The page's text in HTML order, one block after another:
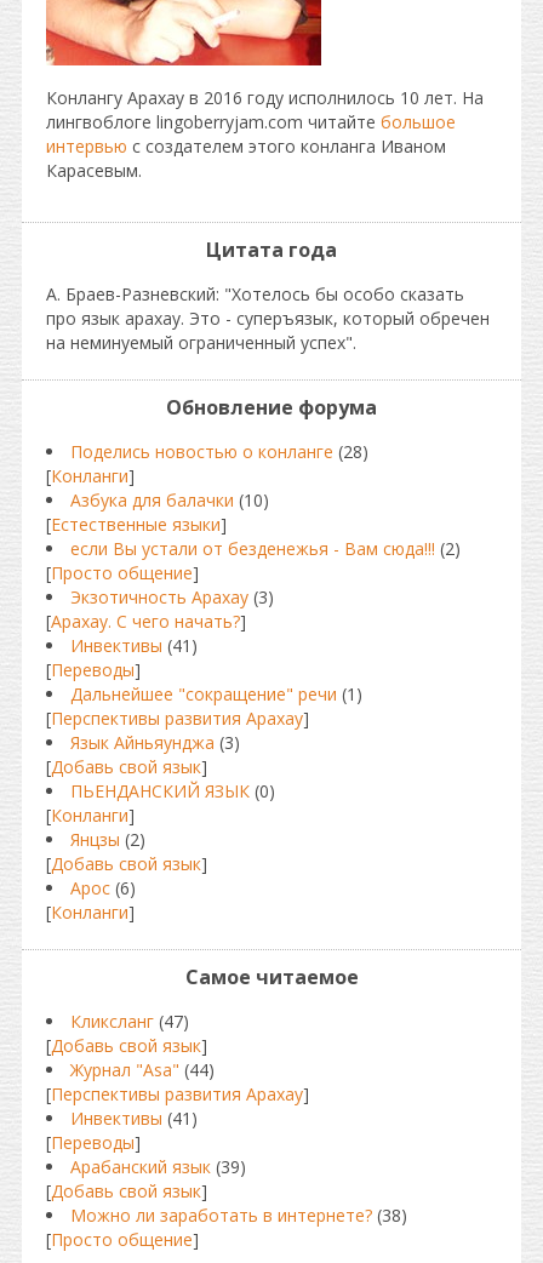
Конлангу Арахау в 2016 году исполнилось 10 лет. На
лингвоблоге lingoberryjam.com читайте большое
интервью с создателем этого конланга Иваном
Карасевым.
Цитата года
А. Браев-Разневский: "Хотелось бы особо сказать
про язык арахау. Это - суперъязык, который обречен
на неминуемый ограниченный успех".
Обновление форума
Поделись новостью о конланге (28)
[Конланги]
Азбука для балачки (10)
[Естественные языки]
если Вы устали от безденежья - Вам сюда!!! (2)
[Просто общение]
Экзотичность Арахау (3)
[Арахау. С чего начать?]
Инвективы (41)
[Переводы]
Дальнейшее "сокращение" речи (1)
[Перспективы развития Арахау]
Язык Айньяунджа (3)
[Добавь свой язык]
ПЬЕНДАНСКИЙ ЯЗЫК (0)
[Конланги]
Янцзы (2)
[Добавь свой язык]
Арос (6)
[Конланги]
Самое читаемое
Кликсланг (47)
[Добавь свой язык]
Журнал "Asa" (44)
[Перспективы развития Арахау]
Инвективы (41)
[Переводы]
Арабанский язык (39)
[Добавь свой язык]
Можно ли заработать в интернете? (38)
[Просто общение]